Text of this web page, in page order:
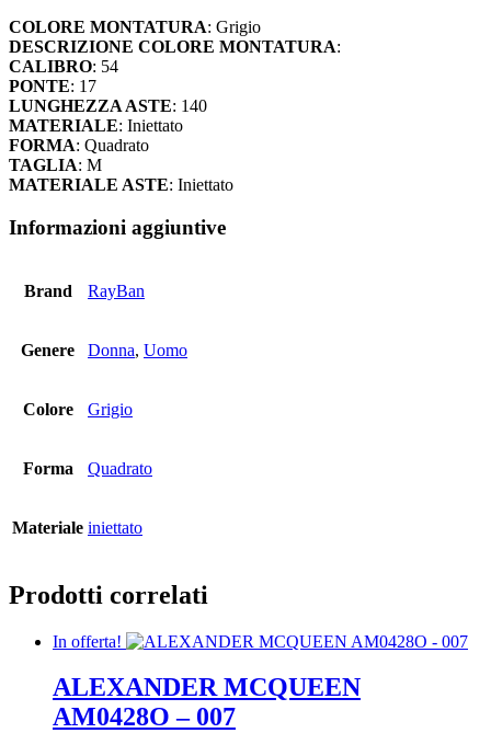
COLORE MONTATURA: Grigio
DESCRIZIONE COLORE MONTATURA:
CALIBRO: 54
PONTE: 17
LUNGHEZZA ASTE: 140
MATERIALE: Iniettato
FORMA: Quadrato
TAGLIA: M
MATERIALE ASTE: Iniettato
Informazioni aggiuntive
Brand RayBan
Genere Donna, Uomo
Colore Grigio
Forma Quadrato
Materiale iniettato
Prodotti correlati
In offerta!
ALEXANDER MCQUEEN
AM0428O – 007